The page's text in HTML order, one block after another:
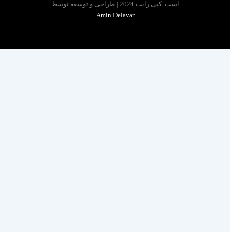
است. کپی رایت 2024 | طراحی و توسعه توسط
Amin Delavar